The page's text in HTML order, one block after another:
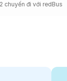
chuyến đi với redBus